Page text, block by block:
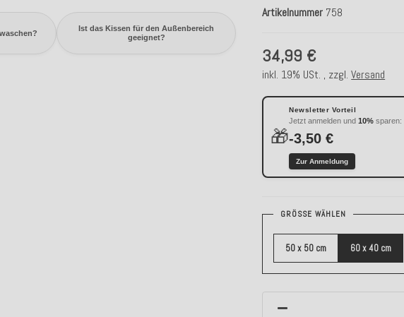
Ist das Kissen für den Außenbereich
geeignet?
Artikelnummer 758
34,99 €
inkl. 19% USt. , zzgl.Versand
🎁
Newsletter Vorteil
Jetzt anmelden und10% sparen:
-3,50 €
Zur Anmeldung
GRÖSSE WÄHLEN
50 x 50 cm 60 x 40 cm